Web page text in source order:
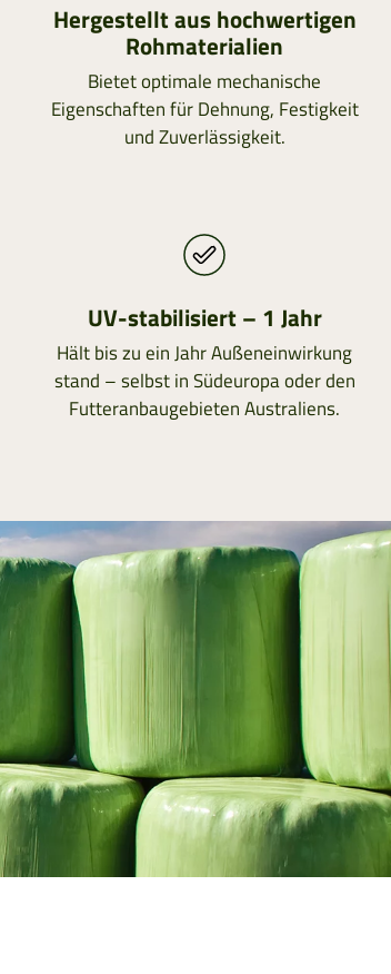
Hergestellt aus hochwertigen
Rohmaterialien
Bietet optimale mechanische
Eigenschaften für Dehnung, Festigkeit
und Zuverlässigkeit.
UV-stabilisiert – 1 Jahr
Hält bis zu ein Jahr Außeneinwirkung
stand – selbst in Südeuropa oder den
Futteranbaugebieten Australiens.